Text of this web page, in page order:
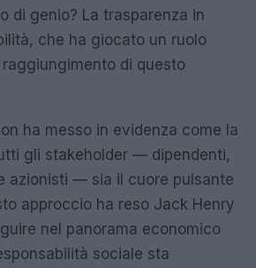
di genio? La trasparenza in
che ha giocato un ruolo
di questo
ha messo in evidenza come la
gli stakeholder — dipendenti,
azionisti — sia il cuore pulsante
approccio ha reso Jack Henry
nel panorama economico
sociale sta